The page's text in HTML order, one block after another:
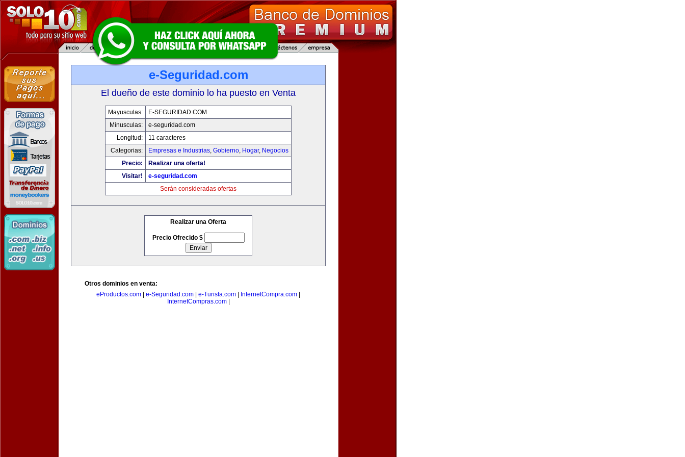
e-Seguridad.com
El dueño de este dominio lo ha puesto en Venta
Mayusculas:
E-SEGURIDAD.COM
Minusculas:
e-seguridad.com
Longitud:
11 caracteres
Categorias:
Empresas e Industrias, Gobierno, Hogar, Negocios
Precio:
Realizar una oferta!
Visitar!
e-seguridad.com
Serán consideradas ofertas
Realizar una Oferta
Precio Ofrecido $
Otros dominios en venta:
eProductos.com
e-Seguridad.com e-Turista.com InternetCompra.com
InternetCompras.com|